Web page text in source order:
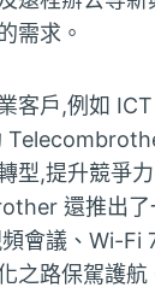
需求。
客戶,例如
型,提升競爭
還推出了
會議、Wi-Fi
之路保駕護航